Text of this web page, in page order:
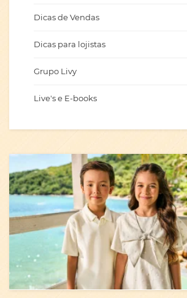
Dicas de Vendas
Dicas para lojistas
Grupo Livy
Live's e E-books